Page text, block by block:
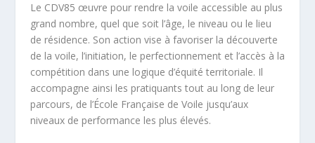
Le CDV85 œuvre pour rendre la voile accessible au plus
grand nombre, quel que soit l’âge, le niveau ou le lieu
de résidence. Son action vise à favoriser la découverte
de la voile, l’initiation, le perfectionnement et l’accès à la
compétition dans une logique d’équité territoriale. Il
accompagne ainsi les pratiquants tout au long de leur
parcours, de l’École Française de Voile jusqu’aux
niveaux de performance les plus élevés.